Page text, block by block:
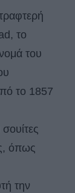
το
του
το 1857
όπως
την